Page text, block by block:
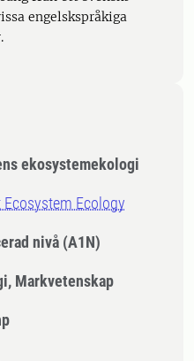
engelskspråkiga
ekosystemekologi
Ecosystem Ecology
nivå (A1N)
Markvetenskap